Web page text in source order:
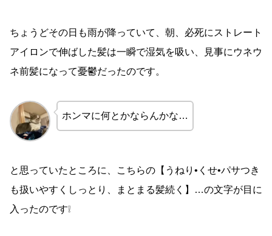
ちょうどその日も雨が降っていて、朝、必死にストレート
アイロンで伸ばした髪は一瞬で湿気を吸い、見事にウネウ
ネ前髪になって憂鬱だったのです。
ホンマに何とかならんかな…
と思っていたところに、こちらの【うねり•くせ•パサつき
も扱いやすくしっとり、まとまる髪続く】…の文字が目に
入ったのです❕